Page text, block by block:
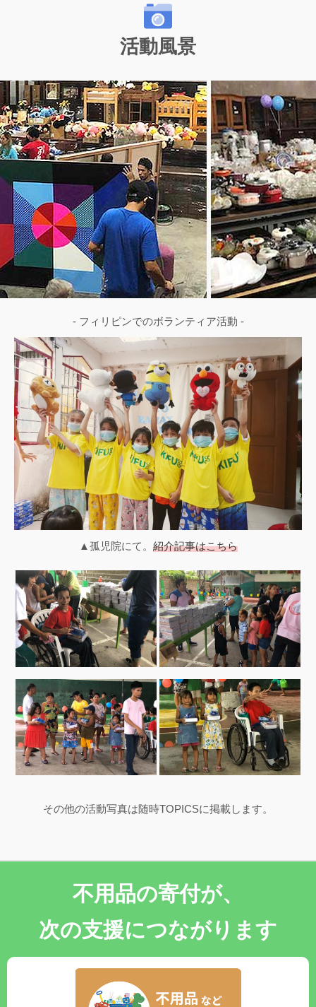
活動風景
- フィリピンでのボランティア活動 -
▲孤児院にて。 紹介記事はこちら
その他の活動写真は随時TOPICSに掲載します。
不用品の寄付が、
次の支援につながります